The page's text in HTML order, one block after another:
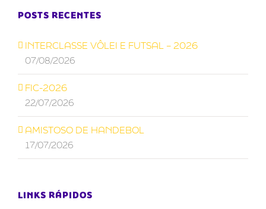
POSTS RECENTES
INTERCLASSE VÔLEI E FUTSAL – 2026
07/08/2026
FIC-2026
22/07/2026
AMISTOSO DE HANDEBOL
17/07/2026
LINKS RÁPIDOS